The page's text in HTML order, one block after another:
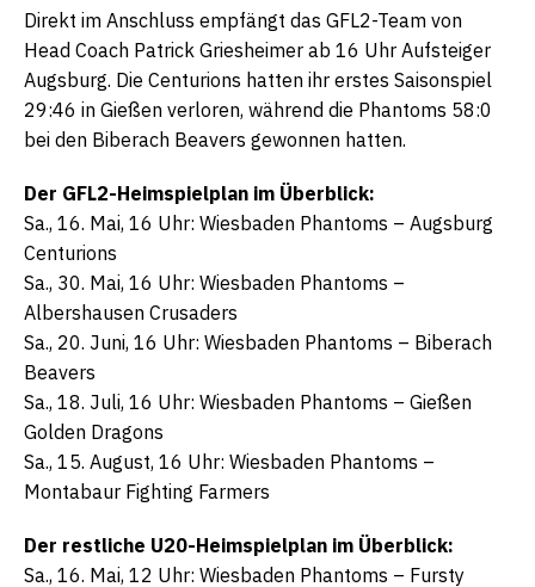
Direkt im Anschluss empfängt das GFL2-Team von
Head Coach Patrick Griesheimer ab 16 Uhr Aufsteiger
Augsburg. Die Centurions hatten ihr erstes Saisonspiel
29:46 in Gießen verloren, während die Phantoms 58:0
bei den Biberach Beavers gewonnen hatten.
Der GFL2-Heimspielplan im Überblick:
Sa., 16. Mai, 16 Uhr: Wiesbaden Phantoms – Augsburg
Centurions
Sa., 30. Mai, 16 Uhr: Wiesbaden Phantoms –
Albershausen Crusaders
Sa., 20. Juni, 16 Uhr: Wiesbaden Phantoms – Biberach
Beavers
Sa., 18. Juli, 16 Uhr: Wiesbaden Phantoms – Gießen
Golden Dragons
Sa., 15. August, 16 Uhr: Wiesbaden Phantoms –
Montabaur Fighting Farmers
Der restliche U20-Heimspielplan im Überblick:
Sa., 16. Mai, 12 Uhr: Wiesbaden Phantoms – Fursty